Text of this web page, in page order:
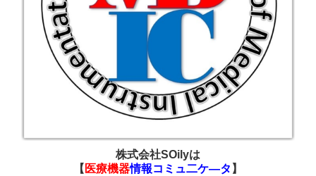
株式会社SOilyは
【 医療機器情報コミュ二ケ―タ 】